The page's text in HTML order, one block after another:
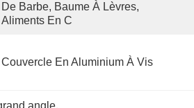
De Barbe, Baume À Lèvres,
Aliments En C
Couvercle En Aluminium À Vis
angle,